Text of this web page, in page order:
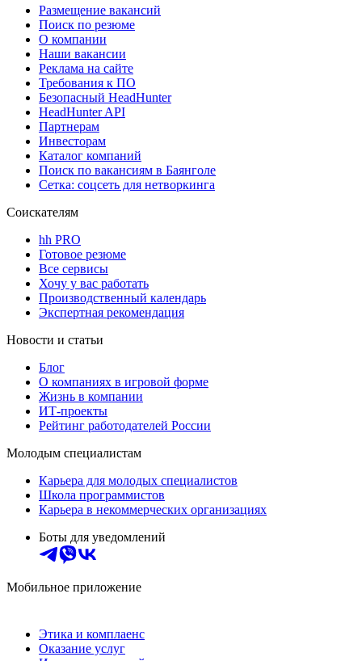
Размещение вакансий
Поиск по резюме
О компании
Наши вакансии
Реклама на сайте
Требования к ПО
Безопасный HeadHunter
HeadHunter API
Партнерам
Инвесторам
Каталог компаний
Поиск по вакансиям в Баянголе
Сетка: соцсеть для нетворкинга
Соискателям
hh PRO
Готовое резюме
Все сервисы
Хочу у вас работать
Производственный календарь
Экспертная рекомендация
Новости и статьи
Блог
О компаниях в игровой форме
Жизнь в компании
ИТ-проекты
Рейтинг работодателей России
Молодым специалистам
Карьера для молодых специалистов
Школа программистов
Карьера в некоммерческих организациях
Боты для уведомлений
Мобильное приложение
Этика и комплаенс
Оказание услуг